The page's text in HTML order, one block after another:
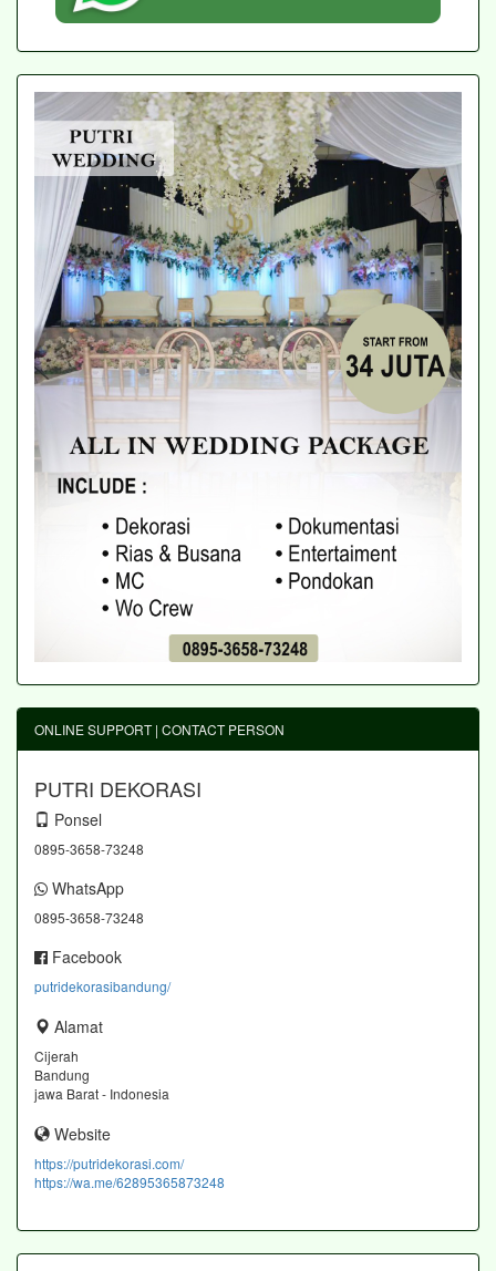
ONLINE SUPPORT | CONTACT PERSON
PUTRI DEKORASI
Ponsel
0895-3658-73248
WhatsApp
0895-3658-73248
Facebook
putridekorasibandung/
Alamat
Cijerah
Bandung
jawa Barat - Indonesia
Website
https://putridekorasi.com/
https://wa.me/62895365873248